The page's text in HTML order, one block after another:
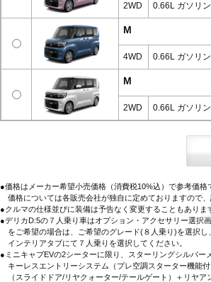
2WD 0.66L ガソリン
M
4WD 0.66L ガソリン
M
2WD 0.66L ガソリン
●価格はメーカー希望小売価格（消費税10%込）で参考価格
価格については各販売会社が独自に定めておりますので
●クルマの仕様並びに装備は予告なく変更することもありま
●デリカD:5の７人乗り車はオプション・アクセサリー選択
をご希望の場合は、ご希望のグレード(８人乗り)を選択
インテリアタブにて７人乗りを選択してください。
●ミニキャブEVの2シーターに限り、スターリングシルバー
キーレスエントリーシステム（プレ空調スターター機能
（スライドドア/リヤクォーター/テールゲート）＋リヤア